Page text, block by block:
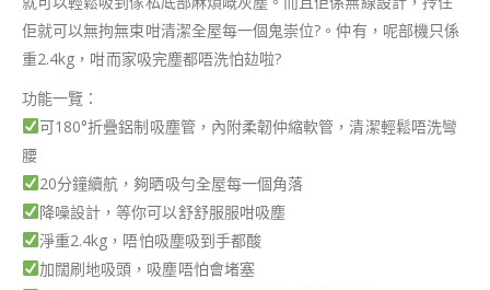
佢就可以無拘無束咁清潔全屋每一個鬼崇位? 。仲有，呢部機只係
重2.4kg，咁而家吸完塵都唔洗怕攰啦?
功能一覽：
可180°折疊鋁制吸塵管，內附柔韌仲縮軟管，清潔輕鬆唔洗彎
腰
20分鐘續航，夠晒吸勻全屋每一個角落
降噪設計，等你可以舒舒服服咁吸塵
淨重2.4kg，唔怕吸塵吸到手都酸
加闊刷地吸頭，吸塵唔怕會堵塞